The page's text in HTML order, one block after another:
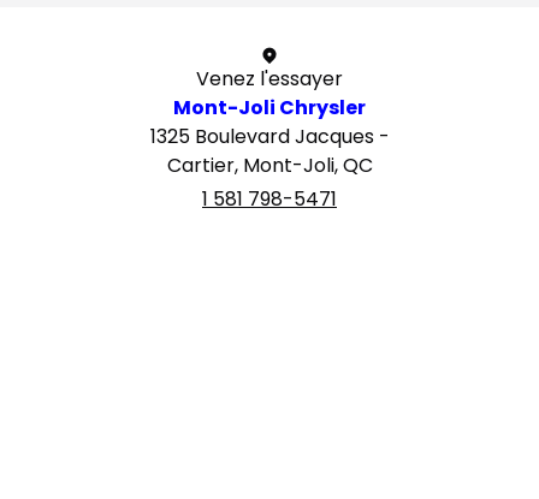
Venez l'essayer
Mont-Joli Chrysler
1325 Boulevard Jacques -
Cartier, Mont-Joli, QC
1 581 798-5471